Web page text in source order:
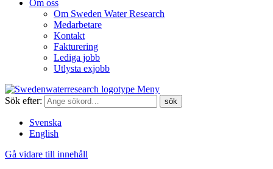
Om oss
Om Sweden Water Research
Medarbetare
Kontakt
Fakturering
Lediga jobb
Utlysta exjobb
Meny
Sök efter:
Svenska
English
Gå vidare till innehåll